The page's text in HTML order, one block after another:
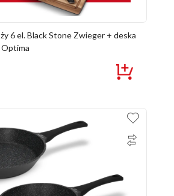
6 el. Black Stone Zwieger + deska
Optima